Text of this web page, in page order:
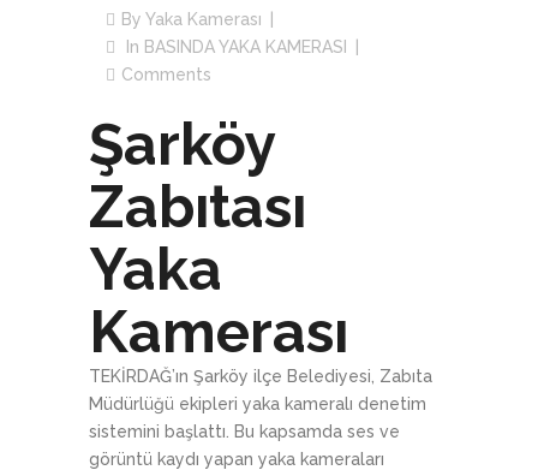
By Yaka Kamerası
In BASINDA YAKA KAMERASI
Comments
Şarköy
Zabıtası
Yaka
Kamerası
TEKİRDAĞ’ın Şarköy ilçe Belediyesi, Zabıta
Müdürlüğü ekipleri yaka kameralı denetim
sistemini başlattı. Bu kapsamda ses ve
görüntü kaydı yapan yaka kameraları